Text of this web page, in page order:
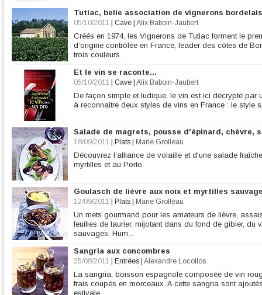
Tutiac, belle association de vignerons bordelais
05/10/2011 Cave Alix Baboin-Jaubert
Créés en 1974, les Vignerons de Tutiac forment le
d’origine contrôlée en France, leader des côtes de
trois couleurs.
Et le vin se raconte…
05/10/2011 Cave Alix Baboin-Jaubert
De façon simple et ludique, le vin est ici décrypté par
à reconnaitre deux styles de vins en France : le style
Salade de magrets, pousse d'épinard, chèvre,
18/09/2011 Plats Marie Grolleau
Découvrez l’alliance de volaille et d'une salade
myrtilles et au Porto.
Goulasch de lièvre aux noix et myrtilles
12/09/2011 Plats Marie Grolleau
Un mets gourmand pour les amateurs de lièvre,
feuilles de laurier, mijotant dans du fond de gibier, du
sauvages. Hum...
Sangria aux concombres
25/08/2011 Entrées Alexandre Locollos
La sangria, boisson espagnole composée de vin
frais coupés en morceaux. A cette sangria sont
estivale.